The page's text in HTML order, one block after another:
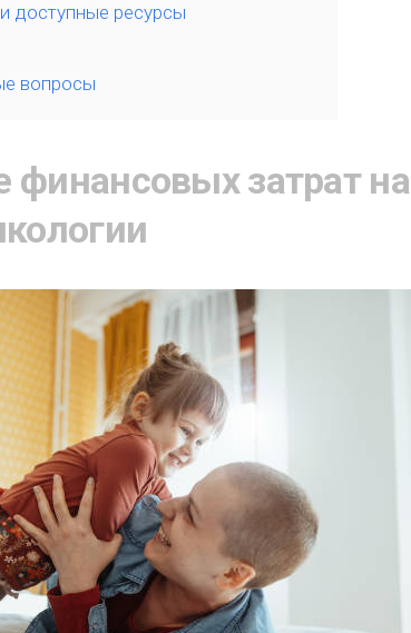
доступные ресурсы
вопросы
финансовых затрат на